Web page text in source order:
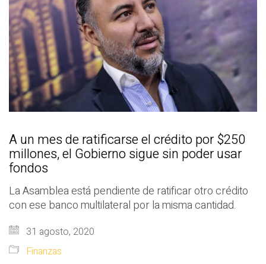
A un mes de ratificarse el crédito por $250
millones, el Gobierno sigue sin poder usar
fondos
La Asamblea está pendiente de ratificar otro crédito
con ese banco multilateral por la misma cantidad.
31 agosto, 2020
Finanzas